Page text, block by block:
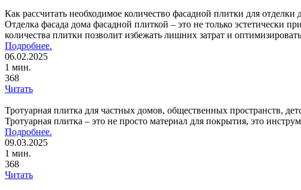
Как рассчитать необходимое количество фасадной плитки для отделки
Отделка фасада дома фасадной плиткой – это не только эстетически
количества плитки позволит избежать лишних затрат и
Подробнее.
06.02.2025
1 мин.
368
Читать
Тротуарная плитка для частных домов, общественных пространств,
Тротуарная плитка – это не просто материал для покрытия, это
Подробнее.
09.03.2025
1 мин.
368
Читать